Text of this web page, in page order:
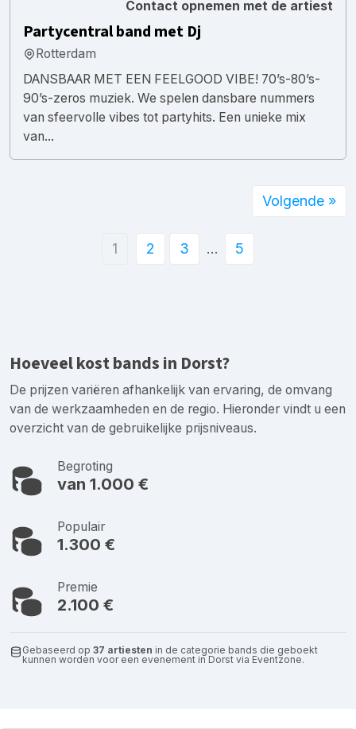
Contact opnemen met de artiest
Partycentral band met Dj
Rotterdam
DANSBAAR MET EEN FEELGOOD VIBE! 70’s-80’s-
90’s-zeros muziek. We spelen dansbare nummers
van sfeervolle vibes tot partyhits. Een unieke mix
van...
1 2 3 … 5
Volgende »
Hoeveel kost bands in Dorst?
De prijzen variëren afhankelijk van ervaring, de omvang
van de werkzaamheden en de regio. Hieronder vindt u een
overzicht van de gebruikelijke prijsniveaus.
Begroting
van 1.000 €
Populair
1.300 €
Premie
2.100 €
Gebaseerd op 37 artiesten in de categorie bands die geboekt
kunnen worden voor een evenement in Dorst via Eventzone.